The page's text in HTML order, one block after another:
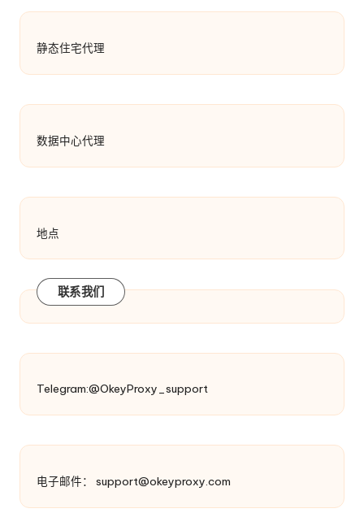
静态住宅代理
数据中心代理
地点
联系我们
Telegram:@OkeyProxy_support
电子邮件： support@okeyproxy.com